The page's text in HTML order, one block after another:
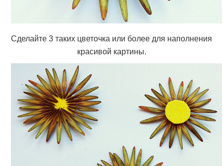
Сделайте 3 таких цветочка или более для наполнения
красивой картины.